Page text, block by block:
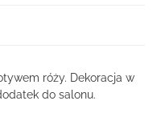
róży. Dekoracja w
do salonu.